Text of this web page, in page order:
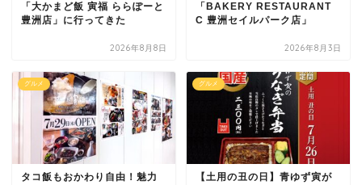
「大かまど飯 寅福 ららぽーと
豊洲店」に行ってきた
2026年8月8日
「BAKERY RESTAURANT
C 豊洲セイルパーク店」
2026年8月3日
グルメ
タコ飯もおかわり自由！魅力
グルメ
【土用の丑の日】青ゆず寅が